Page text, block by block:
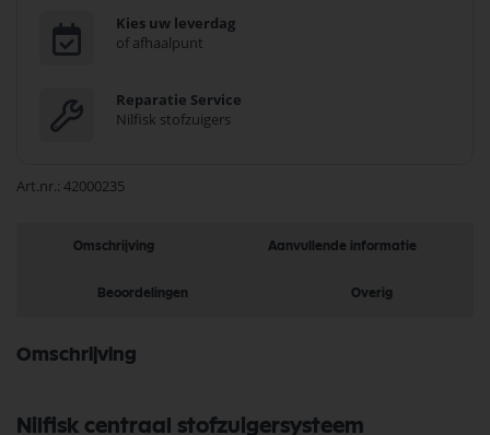
Kies uw leverdag
of afhaalpunt
Reparatie Service
Nilfisk stofzuigers
Art.nr. 42000235
Omschrijving Aanvullende informatie
Beoordelingen Overig
Omschrijving
Nilfisk centraal stofzuigersysteem